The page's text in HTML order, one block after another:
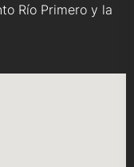
Río Primero y la